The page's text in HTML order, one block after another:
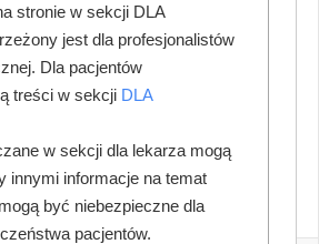
stronie w sekcji DLA
jest dla profesjonalistów
Dla pacjentów
treści w sekcji DLA
w sekcji dla lekarza mogą
innymi informacje na temat
być niebezpieczne dla
pacjentów.